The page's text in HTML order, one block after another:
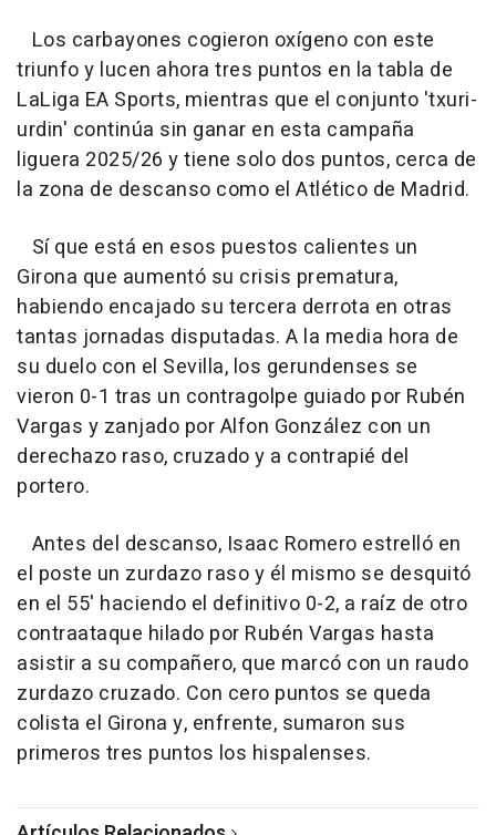
Los carbayones cogieron oxígeno con este
triunfo y lucen ahora tres puntos en la tabla de
LaLiga EA Sports, mientras que el conjunto 'txuri-
urdin' continúa sin ganar en esta campaña
liguera 2025/26 y tiene solo dos puntos, cerca de
la zona de descanso como el Atlético de Madrid.
Sí que está en esos puestos calientes un
Girona que aumentó su crisis prematura,
habiendo encajado su tercera derrota en otras
tantas jornadas disputadas. A la media hora de
su duelo con el Sevilla, los gerundenses se
vieron 0-1 tras un contragolpe guiado por Rubén
Vargas y zanjado por Alfon González con un
derechazo raso, cruzado y a contrapié del
portero.
Antes del descanso, Isaac Romero estrelló en
el poste un zurdazo raso y él mismo se desquitó
en el 55' haciendo el definitivo 0-2, a raíz de otro
contraataque hilado por Rubén Vargas hasta
asistir a su compañero, que marcó con un raudo
zurdazo cruzado. Con cero puntos se queda
colista el Girona y, enfrente, sumaron sus
primeros tres puntos los hispalenses.